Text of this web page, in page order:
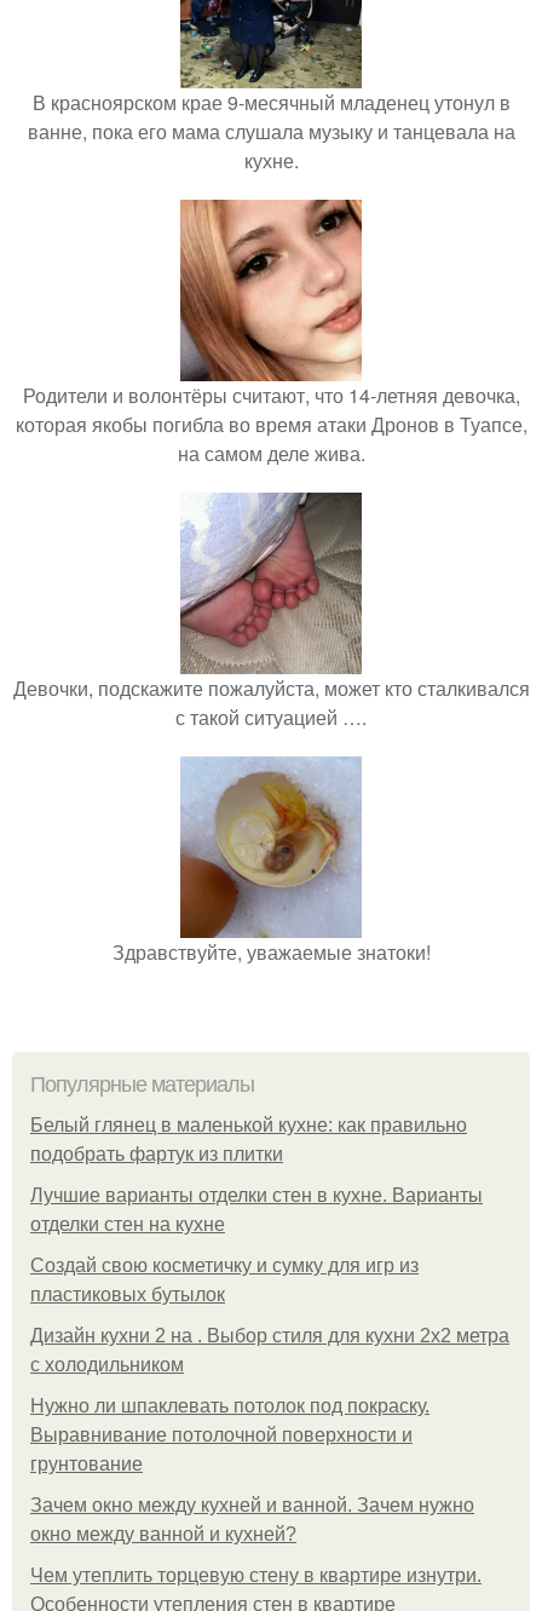
В красноярском крае 9-месячный младенец утонул в
ванне, пока его мама слушала музыку и танцевала на
кухне.
Родители и волонтёры считают, что 14-летняя девочка,
которая якобы погибла во время атаки Дронов в Туапсе,
на самом деле жива.
Девочки, подскажите пожалуйста, может кто сталкивался
с такой ситуацией ….
Здравствуйте, уважаемые знатоки!
Популярные материалы
Белый глянец в маленькой кухне: как правильно
подобрать фартук из плитки
Лучшие варианты отделки стен в кухне. Варианты
отделки стен на кухне
Создай свою косметичку и сумку для игр из
пластиковых бутылок
Дизайн кухни 2 на . Выбор стиля для кухни 2х2 метра
с холодильником
Нужно ли шпаклевать потолок под покраску.
Выравнивание потолочной поверхности и
грунтование
Зачем окно между кухней и ванной. Зачем нужно
окно между ванной и кухней?
Чем утеплить торцевую стену в квартире изнутри.
Особенности утепления стен в квартире